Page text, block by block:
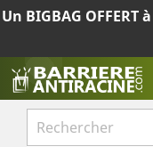
Un BIGBAG